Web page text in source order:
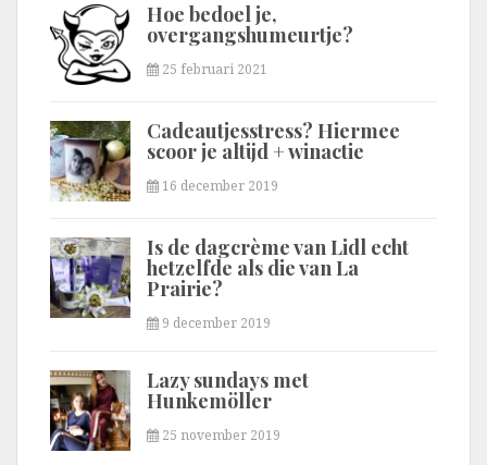
Hoe bedoel je,
overgangshumeurtje?
25 februari 2021
Cadeautjesstress? Hiermee
scoor je altijd + winactie
16 december 2019
Is de dagcrème van Lidl echt
hetzelfde als die van La
Prairie?
9 december 2019
Lazy sundays met
Hunkemöller
25 november 2019